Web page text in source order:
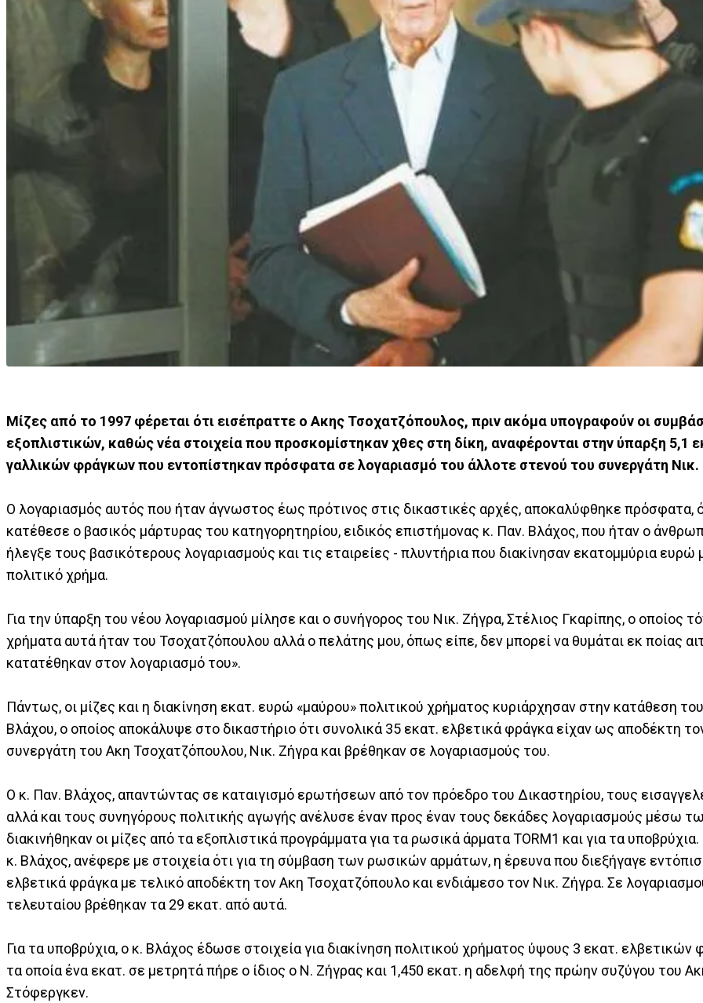
Μίζες από το 1997 φέρεται ότι εισέπραττε ο Ακης Τσοχατζόπουλος, πριν ακόμα υπογραφούν οι
εξοπλιστικών, καθώς νέα στοιχεία που προσκομίστηκαν χθες στη δίκη, αναφέρονται στην ύπαρξη 5,1
γαλλικών φράγκων που εντοπίστηκαν πρόσφατα σε λογαριασμό του άλλοτε στενού του συνεργάτη Νικ.
Ο λογαριασμός αυτός που ήταν άγνωστος έως πρότινος στις δικαστικές αρχές, αποκαλύφθηκε πρόσφατα,
κατέθεσε ο βασικός μάρτυρας του κατηγορητηρίου, ειδικός επιστήμονας κ. Παν. Βλάχος, που ήταν ο
ήλεγξε τους βασικότερους λογαριασμούς και τις εταιρείες - πλυντήρια που διακίνησαν εκατομμύρια ευρώ
πολιτικό χρήμα.
Για την ύπαρξη του νέου λογαριασμού μίλησε και ο συνήγορος του Νικ. Ζήγρα, Στέλιος Γκαρίπης, ο οποίος
χρήματα αυτά ήταν του Τσοχατζόπουλου αλλά ο πελάτης μου, όπως είπε, δεν μπορεί να θυμάται εκ ποίας
κατατέθηκαν στον λογαριασμό του».
Πάντως, οι μίζες και η διακίνηση εκατ. ευρώ «μαύρου» πολιτικού χρήματος κυριάρχησαν στην κατάθεση
Βλάχου, ο οποίος αποκάλυψε στο δικαστήριο ότι συνολικά 35 εκατ. ελβετικά φράγκα είχαν ως αποδέκτη
συνεργάτη του Ακη Τσοχατζόπουλου, Νικ. Ζήγρα και βρέθηκαν σε λογαριασμούς του.
Ο κ. Παν. Βλάχος, απαντώντας σε καταιγισμό ερωτήσεων από τον πρόεδρο του Δικαστηρίου, τους
αλλά και τους συνηγόρους πολιτικής αγωγής ανέλυσε έναν προς έναν τους δεκάδες λογαριασμούς μέσω
διακινήθηκαν οι μίζες από τα εξοπλιστικά προγράμματα για τα ρωσικά άρματα TORM1 και για τα υποβρύχια.
κ. Βλάχος, ανέφερε με στοιχεία ότι για τη σύμβαση των ρωσικών αρμάτων, η έρευνα που διεξήγαγε
ελβετικά φράγκα με τελικό αποδέκτη τον Ακη Τσοχατζόπουλο και ενδιάμεσο τον Νικ. Ζήγρα. Σε
τελευταίου βρέθηκαν τα 29 εκατ. από αυτά.
Για τα υποβρύχια, ο κ. Βλάχος έδωσε στοιχεία για διακίνηση πολιτικού χρήματος ύψους 3 εκατ.
τα οποία ένα εκατ. σε μετρητά πήρε ο ίδιος ο Ν. Ζήγρας και 1,450 εκατ. η αδελφή της πρώην συζύγου του
Στόφεργκεν.